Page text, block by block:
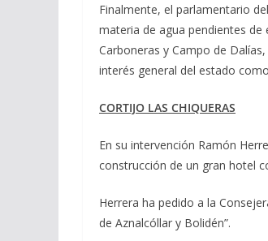
Finalmente, el parlamentario
materia de agua pendientes de
Carboneras y Campo de
interés general del estado
CORTIJO LAS CHIQUERAS
En su intervención Ramón
construcción de un gran hotel
Herrera ha pedido a la
de Aznalcóllar y Bolidén”.